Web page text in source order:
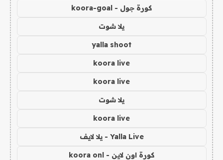
كورة جول - koora-goal
يلا شوت
yalla shoot
koora live
koora live
يلا شوت
koora live
Yalla Live - يلا لايف
كورة اون لاين - koora onl